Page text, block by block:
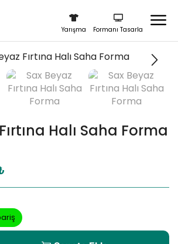
Yarışma Formanı Tasarla
Halı Saha Forma